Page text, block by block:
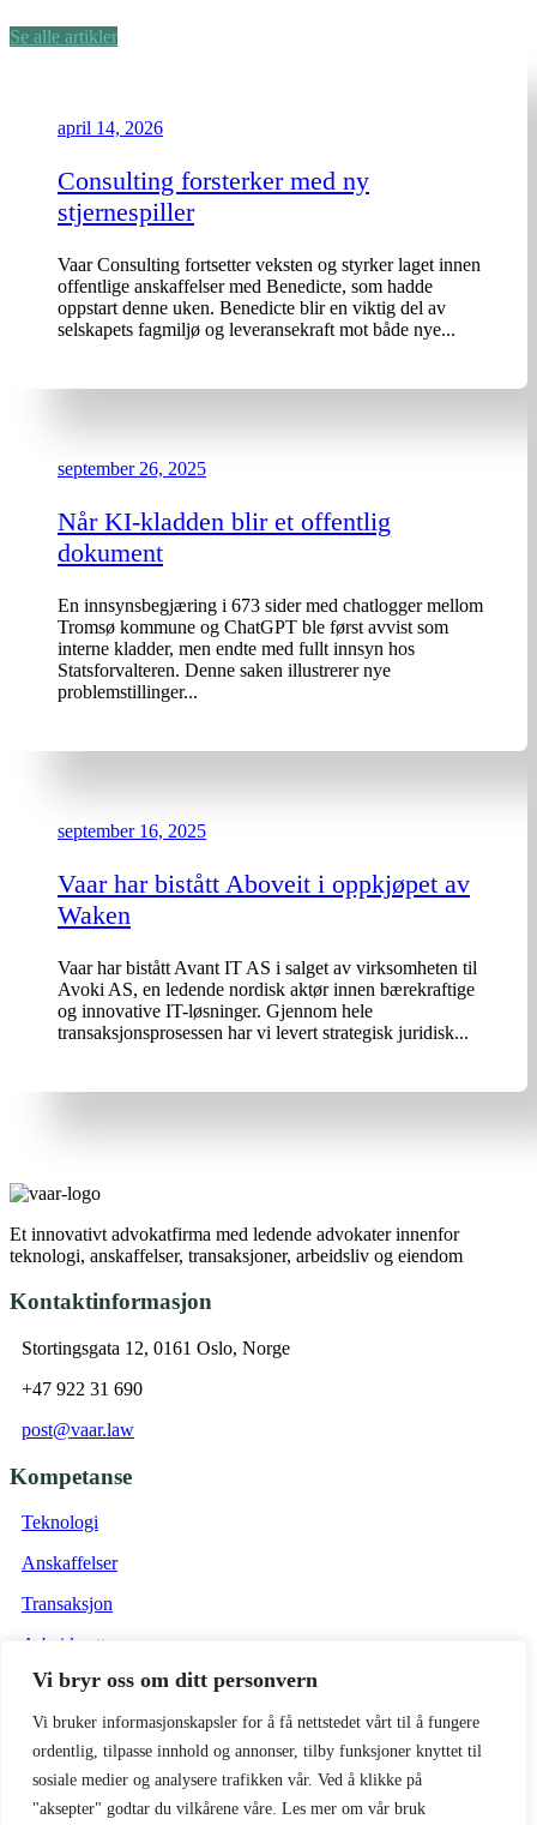
Vi bryr oss om ditt personvern
Vi bruker informasjonskapsler for å få nettstedet vårt til å fungere
ordentlig, tilpasse innhold og annonser, tilby funksjoner knyttet til
sosiale medier og analysere trafikken vår. Ved å klikke på
"aksepter" godtar du vilkårene våre. Les mer om vår bruk
Se alle artikler
april 14, 2026
Consulting forsterker med ny
stjernespiller
Vaar Consulting fortsetter veksten og styrker laget innen
offentlige anskaffelser med Benedicte, som hadde
oppstart denne uken. Benedicte blir en viktig del av
selskapets fagmiljø og leveransekraft mot både nye...
september 26, 2025
Når KI-kladden blir et offentlig
dokument
En innsynsbegjæring i 673 sider med chatlogger mellom
Tromsø kommune og ChatGPT ble først avvist som
interne kladder, men endte med fullt innsyn hos
Statsforvalteren. Denne saken illustrerer nye
problemstillinger...
september 16, 2025
Vaar har bistått Aboveit i oppkjøpet av
Waken
Vaar har bistått Avant IT AS i salget av virksomheten til
Avoki AS, en ledende nordisk aktør innen bærekraftige
og innovative IT-løsninger. Gjennom hele
transaksjonsprosessen har vi levert strategisk juridisk...
Et innovativt advokatfirma med ledende advokater innenfor
teknologi, anskaffelser, transaksjoner, arbeidsliv og eiendom
Kontaktinformasjon
Stortingsgata 12, 0161 Oslo, Norge
+47 922 31 690
post@vaar.law
Kompetanse
Teknologi
Anskaffelser
Transaksjon
Arbeidsrett
Eiendom
Vilkår
Forretningsvilkår Vaar Advokat
Personvernpolicy